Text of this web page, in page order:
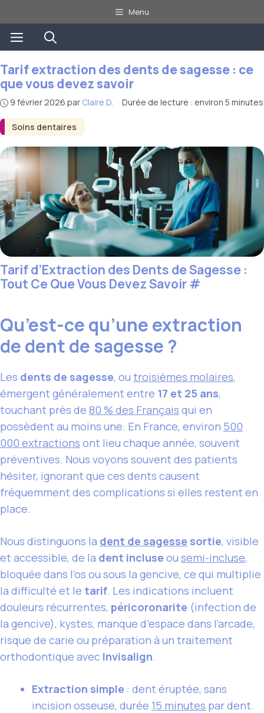
au
contenu
Menu
Menu
Soins dentaires
Tarif extraction des dents de sagesse : ce
que vous devez savoir
9 février 2026 par Claire D. · Durée de lecture : environ 5 minutes
Tarif d’Extraction des Dents de Sagesse :
Tout Ce Que Vous Devez Savoir#
Qu’est-ce qu’une extraction
de dent de sagesse ?
Les dents de sagesse, ou troisièmes molaires,
émergent généralement entre 17 et 25 ans,
touchant près de 80 % des Français qui en
possèdent au moins une. En France, environ 500
000 extractions ont lieu chaque année, souvent
préventives. Nous voyons souvent des patients
hésiter, ignorant que ces dents causent
fréquemment des complications si elles restent en
place.
Nous distinguons la dent de sagesse sortie, visible
et accessible, de la dent incluse ou semi-incluse,
bloquée dans l’os ou sous la gencive, ce qui multiplie
la difficulté et le tarif. Les indications incluent
douleurs récurrentes, péricoronarite (infection de
la gencive), kystes, manque d’espace dans l’arcade,
risque de carie ou préparation à un traitement
orthodontique avec Invisalign.
Extraction simple : dent éruptée, sans
incision osseuse, durée 15 minutes par dent.